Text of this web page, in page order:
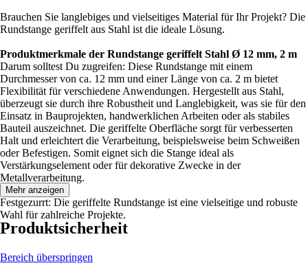
Brauchen Sie langlebiges und vielseitiges Material für Ihr Projekt? Die
Rundstange geriffelt aus Stahl ist die ideale Lösung.
Produktmerkmale der Rundstange geriffelt Stahl Ø 12 mm, 2 m
Darum solltest Du zugreifen: Diese Rundstange mit einem
Durchmesser von ca. 12 mm und einer Länge von ca. 2 m bietet
Flexibilität für verschiedene Anwendungen. Hergestellt aus Stahl,
überzeugt sie durch ihre Robustheit und Langlebigkeit, was sie für den
Einsatz in Bauprojekten, handwerklichen Arbeiten oder als stabiles
Bauteil auszeichnet. Die geriffelte Oberfläche sorgt für verbesserten
Halt und erleichtert die Verarbeitung, beispielsweise beim Schweißen
oder Befestigen. Somit eignet sich die Stange ideal als
Verstärkungselement oder für dekorative Zwecke in der
Metallverarbeitung.
Festgezurrt: Die geriffelte Rundstange ist eine vielseitige und robuste
Wahl für zahlreiche Projekte.
Mehr anzeigen
Produktsicherheit
Bereich überspringen